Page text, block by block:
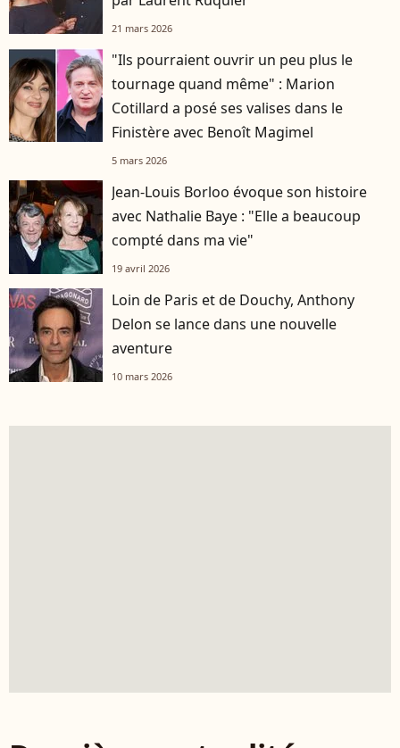
21 mars 2026
"Ils pourraient ouvrir un peu plus le
tournage quand même" : Marion
Cotillard a posé ses valises dans le
Finistère avec Benoît Magimel
5 mars 2026
Jean-Louis Borloo évoque son histoire
avec Nathalie Baye : "Elle a beaucoup
compté dans ma vie"
19 avril 2026
Loin de Paris et de Douchy, Anthony
Delon se lance dans une nouvelle
aventure
10 mars 2026